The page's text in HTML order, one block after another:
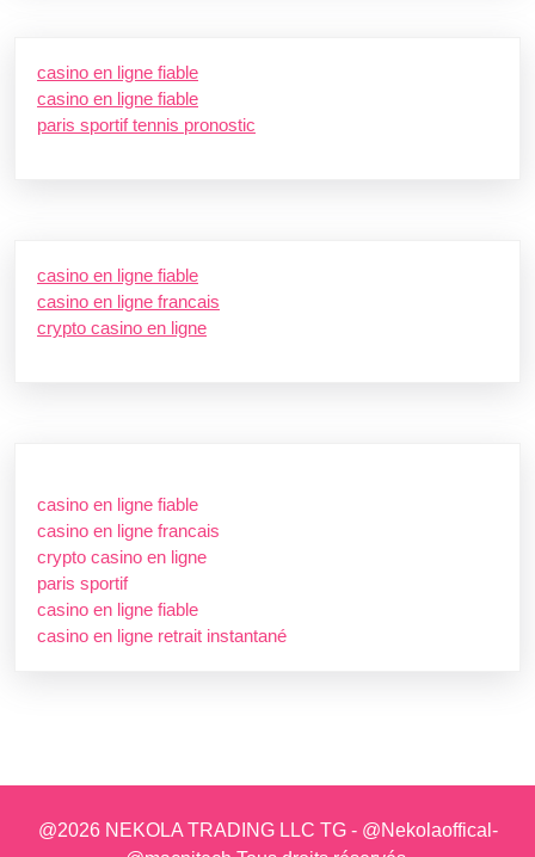
casino en ligne fiable
casino en ligne fiable
paris sportif tennis pronostic
casino en ligne fiable
casino en ligne francais
crypto casino en ligne
casino en ligne fiable
casino en ligne francais
crypto casino en ligne
paris sportif
casino en ligne fiable
casino en ligne retrait instantané
@2026 NEKOLA TRADING LLC TG - @Nekolaoffical-